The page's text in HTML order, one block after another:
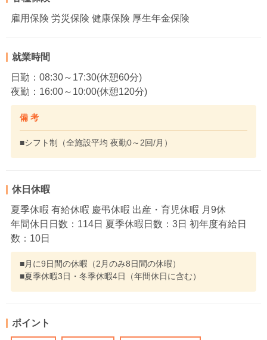
雇用保険 労災保険 健康保険 厚生年金保険
就業時間
日勤：08:30～17:30(休憩60分)
夜勤：16:00～10:00(休憩120分)
備 考
■シフト制（全施設平均 夜勤0～2回/月）
休日休暇
夏季休暇 有給休暇 慶弔休暇 出産・育児休暇 月9休
年間休日日数：114日 夏季休暇日数：3日 初年度有給日
数：10日
■月に9日間の休暇（2月のみ8日間の休暇）
■夏季休暇3日・冬季休暇4日（年間休日に含む）
ポイント